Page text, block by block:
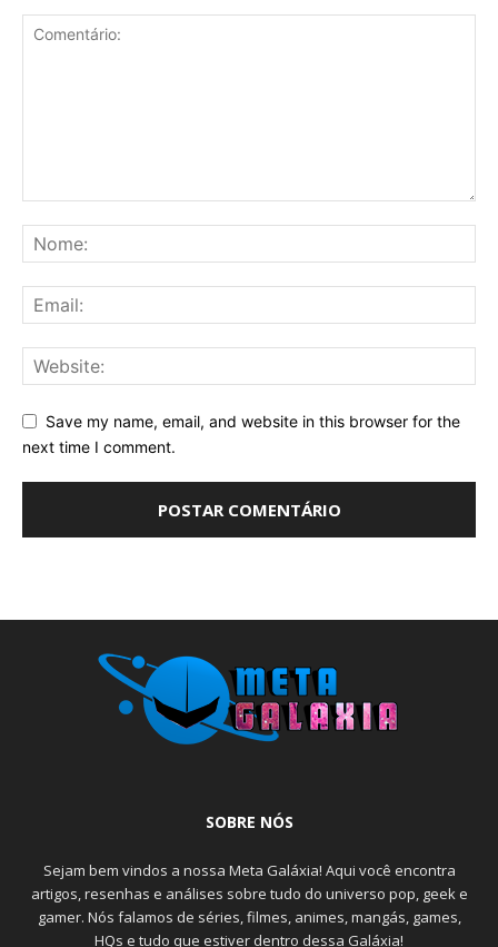
Save my name, email, and website in this browser for the
next time I comment.
SOBRE NÓS
Sejam bem vindos a nossa Meta Galáxia! Aqui você encontra
artigos, resenhas e análises sobre tudo do universo pop, geek e
gamer. Nós falamos de séries, filmes, animes, mangás, games,
HQs e tudo que estiver dentro dessa Galáxia!